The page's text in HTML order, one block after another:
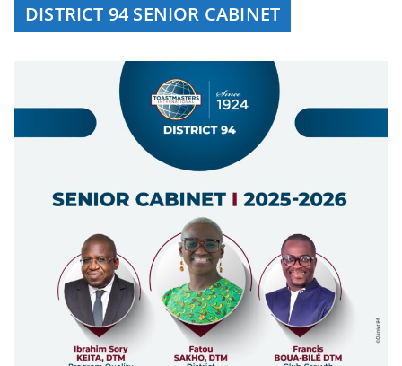
DISTRICT 94 SENIOR CABINET